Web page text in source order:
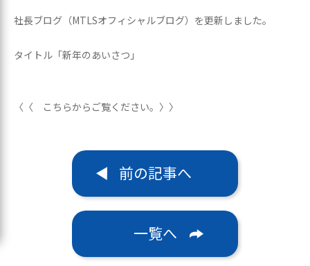
社長ブログ（MTLSオフィシャルブログ）を更新しました。
タイトル「新年のあいさつ」
〈〈 こちらからご覧ください。〉〉
前の記事へ
一覧へ